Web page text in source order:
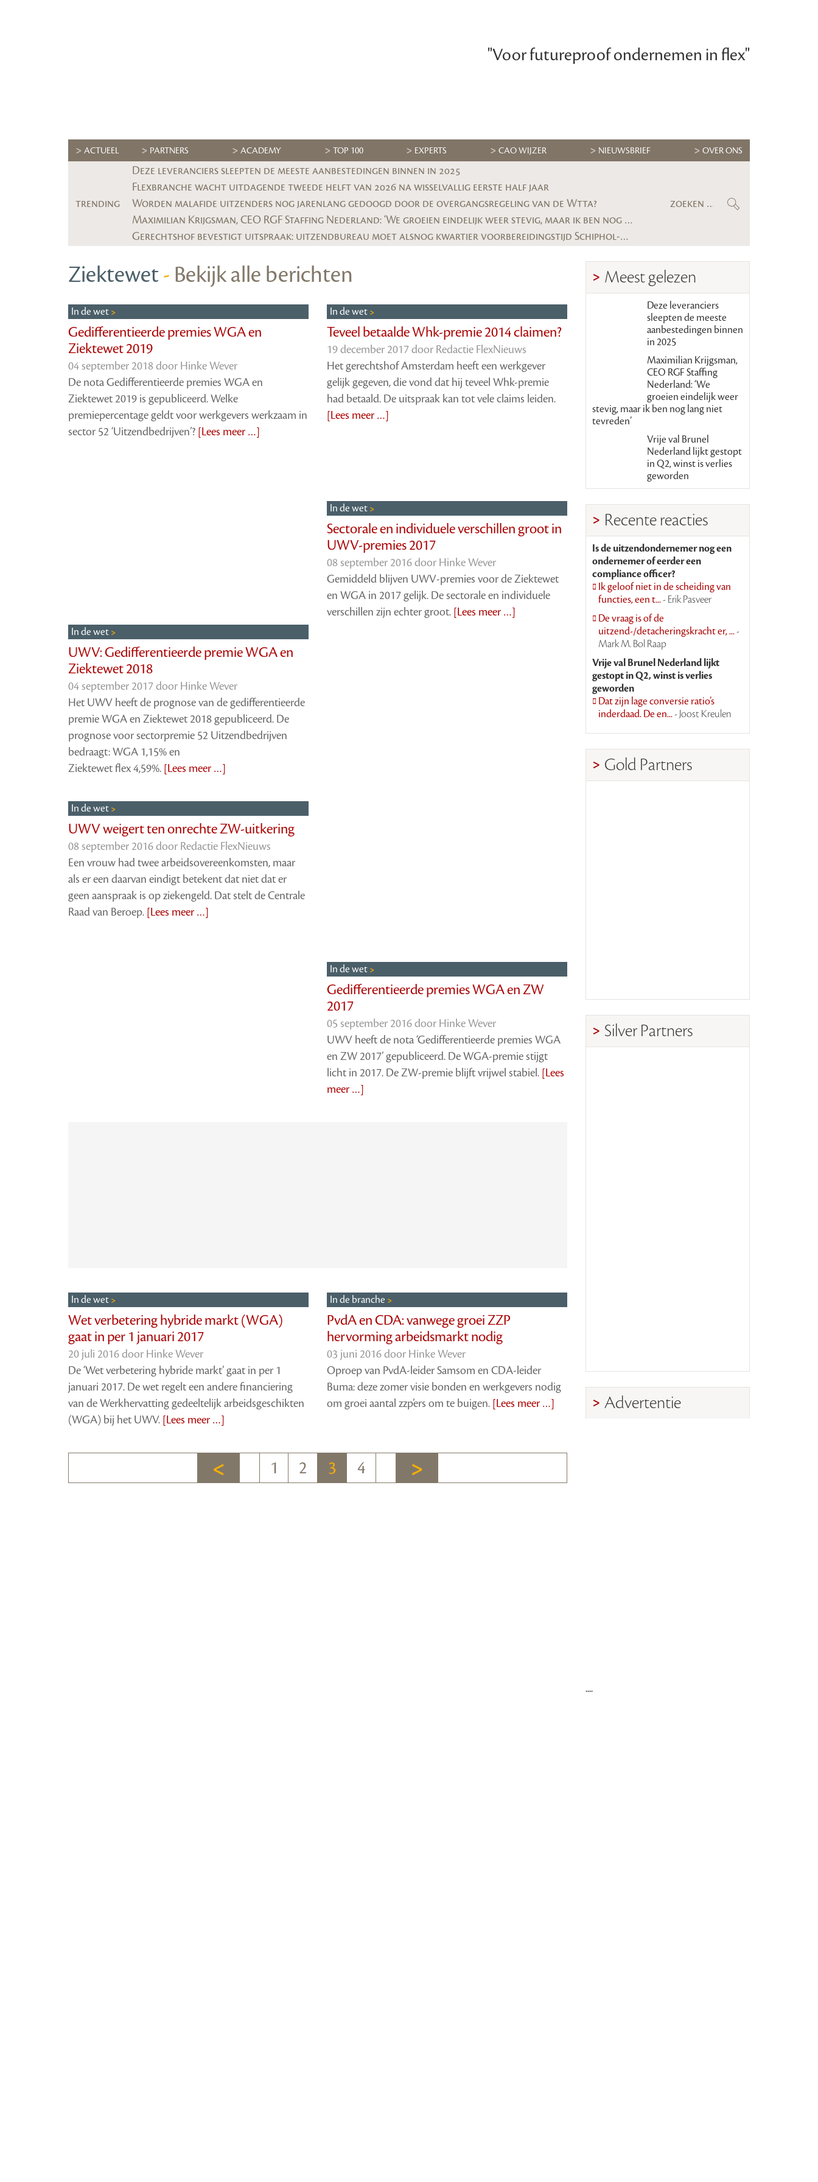
"Voor futureproof ondernemen in flex"
ACTUEEL PARTNERS ACADEMY TOP 100 EXPERTS CAO WIJZER NIEUWSBRIEF OVER ONS
trending
Deze leveranciers sleepten de meeste aanbestedingen binnen in 2025
Flexbranche wacht uitdagende tweede helft van 2026 na wisselvallig eerste half jaar
Worden malafide uitzenders nog jarenlang gedoogd door de overgangsregeling van de Wtta?
Maximilian Krijgsman, CEO RGF Staffing Nederland: ‘We groeien eindelijk weer stevig, maar ik ben nog lang niet tevreden’
Gerechtshof bevestigt uitspraak: uitzendbureau moet alsnog kwartier voorbereidingstijd Schiphol-medewerker uitbetalen
Ziektewet- Bekijk alle berichten
In de wet
Gedifferentieerde premies WGA en
Ziektewet 2019
04 september 2018 door Hinke Wever
De nota Gedifferentieerde premies WGA en
Ziektewet 2019 is gepubliceerd. Welke
premiepercentage geldt voor werkgevers werkzaam in
sector 52 ‘Uitzendbedrijven’? [Lees meer …]
In de wet
Teveel betaalde Whk-premie 2014 claimen?
19 december 2017 door Redactie FlexNieuws
Het gerechtshof Amsterdam heeft een werkgever
gelijk gegeven, die vond dat hij teveel Whk-premie
had betaald. De uitspraak kan tot vele claims leiden.
[Lees meer …]
In de wet
UWV: Gedifferentieerde premie WGA en
Ziektewet 2018
04 september 2017 door Hinke Wever
Het UWV heeft de prognose van de gedifferentieerde
premie WGA en Ziektewet 2018 gepubliceerd. De
prognose voor sectorpremie 52 Uitzendbedrijven
bedraagt: WGA 1,15% en
Ziektewet flex 4,59%. [Lees meer …]
In de wet
Sectorale en individuele verschillen groot in
UWV-premies 2017
08 september 2016 door Hinke Wever
Gemiddeld blijven UWV-premies voor de Ziektewet
en WGA in 2017 gelijk. De sectorale en individuele
verschillen zijn echter groot. [Lees meer …]
In de wet
UWV weigert ten onrechte ZW-uitkering
08 september 2016 door Redactie FlexNieuws
Een vrouw had twee arbeidsovereenkomsten, maar
als er een daarvan eindigt betekent dat niet dat er
geen aanspraak is op ziekengeld. Dat stelt de Centrale
Raad van Beroep. [Lees meer …]
In de wet
Gedifferentieerde premies WGA en ZW
2017
05 september 2016 door Hinke Wever
UWV heeft de nota ‘Gedifferentieerde premies WGA
en ZW 2017’ gepubliceerd. De WGA-premie stijgt
licht in 2017. De ZW-premie blijft vrijwel stabiel. [Lees
meer …]
In de wet
Wet verbetering hybride markt (WGA)
gaat in per 1 januari 2017
20 juli 2016 door Hinke Wever
De ‘Wet verbetering hybride markt’ gaat in per 1
januari 2017. De wet regelt een andere financiering
van de Werkhervatting gedeeltelijk arbeidsgeschikten
(WGA) bij het UWV. [Lees meer …]
In de branche
PvdA en CDA: vanwege groei ZZP
hervorming arbeidsmarkt nodig
03 juni 2016 door Hinke Wever
Oproep van PvdA-leider Samsom en CDA-leider
Buma: deze zomer visie bonden en werkgevers nodig
om groei aantal zzp’ers om te buigen. [Lees meer …]
1 2 3 4
Meest gelezen
Deze leveranciers
sleepten de meeste
aanbestedingen binnen
in 2025
Maximilian Krijgsman,
CEO RGF Staffing
Nederland: ‘We
groeien eindelijk weer
stevig, maar ik ben nog lang niet
tevreden’
Vrije val Brunel
Nederland lijkt gestopt
in Q2, winst is verlies
geworden
Recente reacties
Is de uitzendondernemer nog een
ondernemer of eerder een
compliance officer?
Ik geloof niet in de scheiding van
functies, een t...- Erik Pasveer
De vraag is of de
uitzend-/detacheringskracht er, ...-
Mark M. Bol Raap
Vrije val Brunel Nederland lijkt
gestopt in Q2, winst is verlies
geworden
Dat zijn lage conversie ratio’s
inderdaad. De en...- Joost Kreulen
Gold Partners
Silver Partners
Advertentie
....